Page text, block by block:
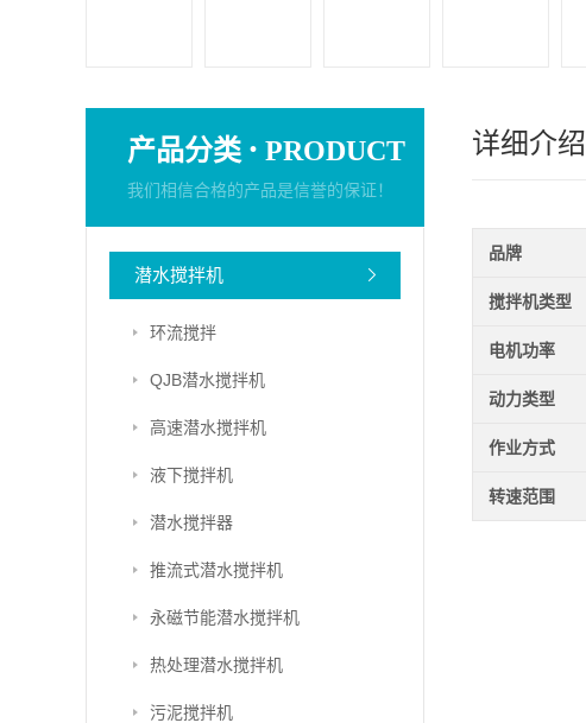
产品分类 · PRODUCT
我们相信合格的产品是信誉的保证！
潜水搅拌机
环流搅拌
QJB潜水搅拌机
高速潜水搅拌机
液下搅拌机
潜水搅拌器
推流式潜水搅拌机
永磁节能潜水搅拌机
热处理潜水搅拌机
污泥搅拌机
详细介绍
品牌
搅拌机类型
电机功率
动力类型
作业方式
转速范围